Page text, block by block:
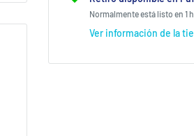
Normalmente está listo en 1
Ver información de la